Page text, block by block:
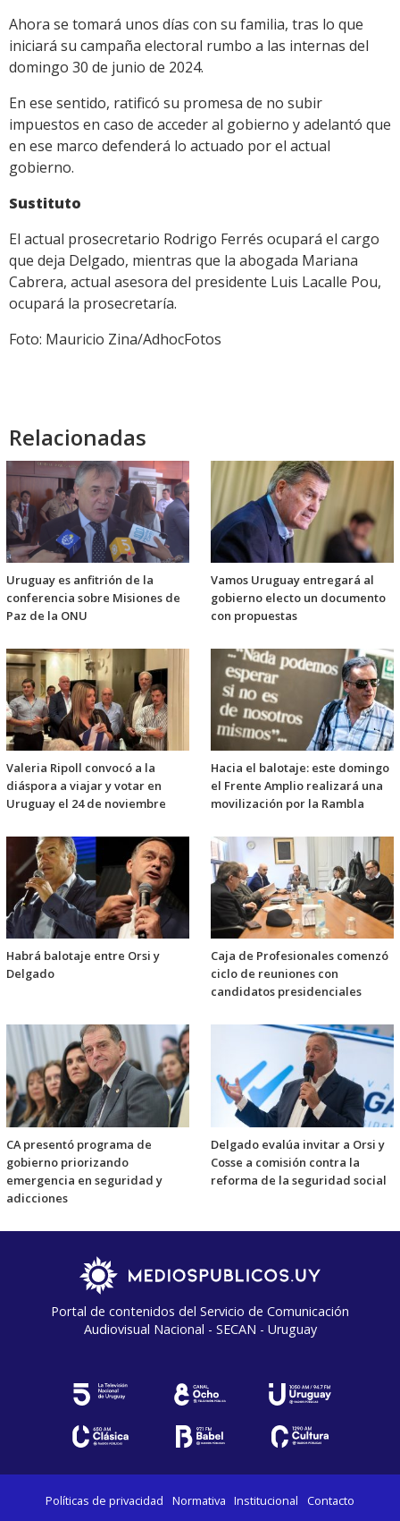
Ahora se tomará unos días con su familia, tras lo que
iniciará su campaña electoral rumbo a las internas del
domingo 30 de junio de 2024.
En ese sentido, ratificó su promesa de no subir
impuestos en caso de acceder al gobierno y adelantó que
en ese marco defenderá lo actuado por el actual
gobierno.
Sustituto
El actual prosecretario Rodrigo Ferrés ocupará el cargo
que deja Delgado, mientras que la abogada Mariana
Cabrera, actual asesora del presidente Luis Lacalle Pou,
ocupará la prosecretaría.
Foto: Mauricio Zina/AdhocFotos
Relacionadas
Uruguay es anfitrión de la
conferencia sobre Misiones de
Paz de la ONU
Vamos Uruguay entregará al
gobierno electo un documento
con propuestas
Valeria Ripoll convocó a la
diáspora a viajar y votar en
Uruguay el 24 de noviembre
Hacia el balotaje: este domingo
el Frente Amplio realizará una
movilización por la Rambla
Habrá balotaje entre Orsi y
Delgado
Caja de Profesionales comenzó
ciclo de reuniones con
candidatos presidenciales
CA presentó programa de
gobierno priorizando
emergencia en seguridad y
adicciones
Delgado evalúa invitar a Orsi y
Cosse a comisión contra la
reforma de la seguridad social
Portal de contenidos del Servicio de Comunicación
Audiovisual Nacional - SECAN - Uruguay
Políticas de privacidad Normativa Institucional Contacto